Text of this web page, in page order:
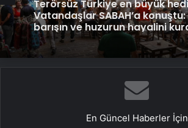
T.C. BAKIRKÖY 1. ASLİYE CEZA
MAHKEMESİNDEN
En Güncel Haberler İçin